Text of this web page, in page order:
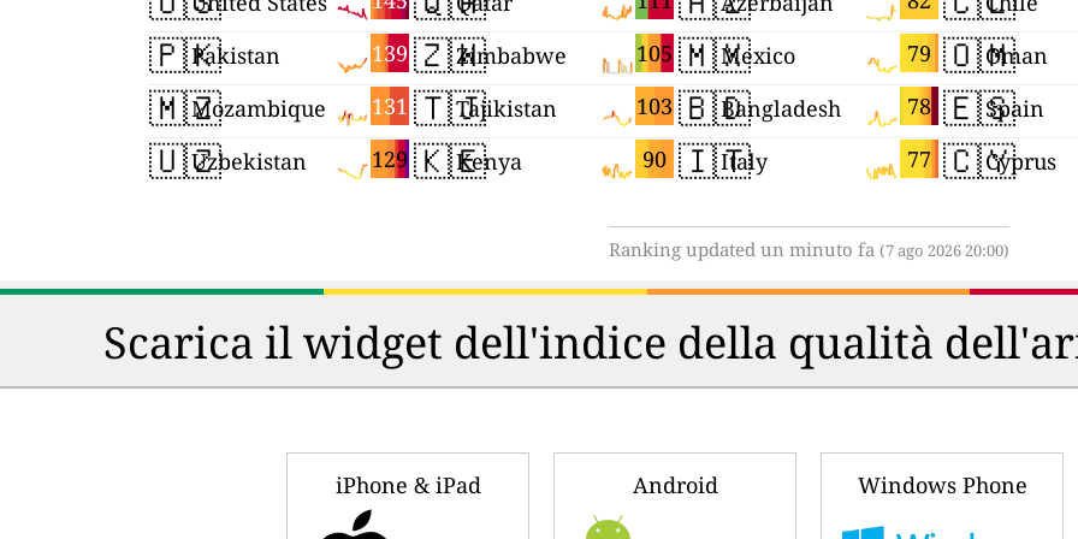
🇵🇰 139
Pakistan
🇲🇿 131
Mozambique
🇺🇿 129
Uzbekistan
🇿🇼 105
Zimbabwe
🇹🇯 103
Tajikistan
🇰🇪 90
Kenya
🇲🇽 79
Mexico
🇧🇩 78
Bangladesh
🇮🇹 77
Italy
🇴🇲Oman
🇪🇸Spain
🇨🇾Cyprus
Ranking updated un minuto fa (7 ago 2026 20:00)
Scarica il widget dell'indice della qualità
iPhone & iPad Android Windows Phone